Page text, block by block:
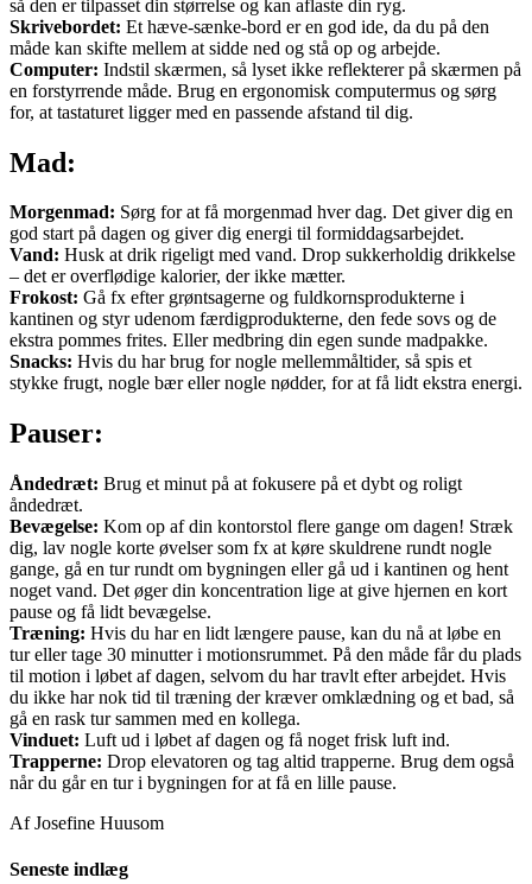
så den er tilpasset din størrelse og kan aflaste din ryg.
Skrivebordet: Et hæve-sænke-bord er en god ide, da du på den
måde kan skifte mellem at sidde ned og stå op og arbejde.
Computer: Indstil skærmen, så lyset ikke reflekterer på skærmen på
en forstyrrende måde. Brug en ergonomisk computermus og sørg
for, at tastaturet ligger med en passende afstand til dig.
Mad:
Morgenmad: Sørg for at få morgenmad hver dag. Det giver dig en
god start på dagen og giver dig energi til formiddagsarbejdet.
Vand: Husk at drik rigeligt med vand. Drop sukkerholdig drikkelse
– det er overflødige kalorier, der ikke mætter.
Frokost: Gå fx efter grøntsagerne og fuldkornsprodukterne i
kantinen og styr udenom færdigprodukterne, den fede sovs og de
ekstra pommes frites. Eller medbring din egen sunde madpakke.
Snacks: Hvis du har brug for nogle mellemmåltider, så spis et
stykke frugt, nogle bær eller nogle nødder, for at få lidt ekstra energi.
Pauser:
Åndedræt: Brug et minut på at fokusere på et dybt og roligt
åndedræt.
Bevægelse: Kom op af din kontorstol flere gange om dagen! Stræk
dig, lav nogle korte øvelser som fx at køre skuldrene rundt nogle
gange, gå en tur rundt om bygningen eller gå ud i kantinen og hent
noget vand. Det øger din koncentration lige at give hjernen en kort
pause og få lidt bevægelse.
Træning: Hvis du har en lidt længere pause, kan du nå at løbe en
tur eller tage 30 minutter i motionsrummet. På den måde får du plads
til motion i løbet af dagen, selvom du har travlt efter arbejdet. Hvis
du ikke har nok tid til træning der kræver omklædning og et bad, så
gå en rask tur sammen med en kollega.
Vinduet: Luft ud i løbet af dagen og få noget frisk luft ind.
Trapperne: Drop elevatoren og tag altid trapperne. Brug dem også
når du går en tur i bygningen for at få en lille pause.
Af Josefine Huusom
Seneste indlæg